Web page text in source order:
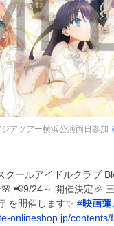
アツアー横浜公演両日参加
クールアイドルクラブ
📢9/24～ 開催決定🎉
を開催します✨ #映画蓮
onlineshop.jp/contents/